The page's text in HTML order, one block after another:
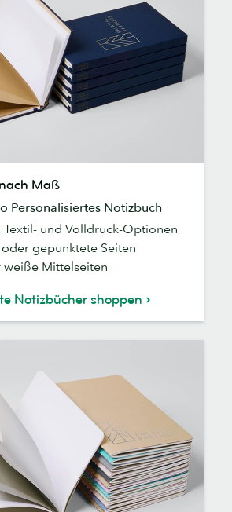
Maß
Personalisiertes Notizbuch
Textil- und Volldruck-Optionen
gepunktete Seiten
weiße Mittelseiten
Notizbücher shoppen